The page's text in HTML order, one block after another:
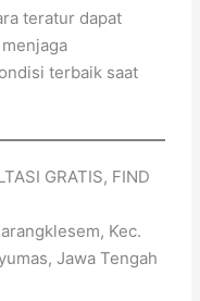
teratur dapat
terbaik saat
GRATIS, FIND
Kec.
Jawa Tengah